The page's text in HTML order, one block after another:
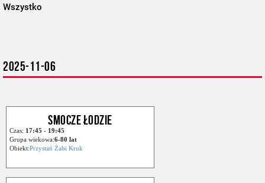
Wszystko
2025-11-06
SMOCZE ŁODZIE
Czas: 17:45 - 19:45
Grupa wiekowa:6-80 lat
Obiekt:Przystań Żabi Kruk